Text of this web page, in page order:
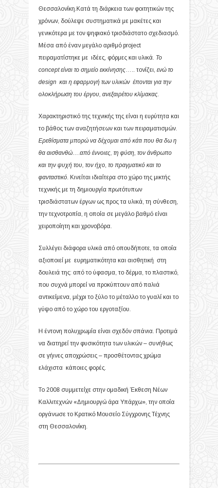
Θεσσαλονίκη.Κατά τη διάρκεια των φοιτητικών της
χρόνων, δούλεψε συστηματικά με μακέτες και
γενικότερα με τον ψηφιακό τρισδιάστατο σχεδιασμό.
Μέσα από έναν μεγάλο αριθμό project
πειραματίστηκε με ιδέες, φόρμες και υλικά. Το
conceptείναι το σημείο εκκίνησης ….. τονίζει, ενώ το
design και η εφαρμογή των υλικών έπονται για την
ολοκλήρωση του έργου, ανεξαιρέτου κλίμακας.
Χαρακτηριστικό της τεχνικής της είναι η ευρύτητα και
το βάθος των αναζητήσεων και των πειραματισμών.
Ερεθίσματα μπορώ να δέχομαι από κάτι που θα δω η
θα αισθανθώ…
από έννοιες, τη φύση, τον άνθρωπο
και την ψυχή του, τον ήχο, το πραγματικό και το
φανταστικό. Κινείται ιδιαίτερα στο χώρο της μικτής
τεχνικής με τη δημιουργία πρωτότυπων
τρισδιάστατων έργων ως προς τα υλικά, τη σύνθεση,
την τεχνοτροπία, η οποία σε μεγάλο βαθμό είναι
χειροποίητη και χρονοβόρα.
Συλλέγει διάφορα υλικά από οπουδήποτε, τα οποία
αξιοποιεί με ευρηματικότητα και αισθητική στη
δουλειά της: από το ύφασμα, το δέρμα, το πλαστικό,
που συχνά μπορεί να προκύπτουν από παλιά
αντικείμενα, μέχρι το ξύλο το μέταλλο το γυαλί και το
γύψο από το χώρο του εργοταξίου.
Η έντονη πολυχρωμία είναι σχεδόν σπάνια. Προτιμά
να διατηρεί την φυσικότητα των υλικών – συνήθως
σε γήινες αποχρώσεις – προσθέτοντας χρώμα
ελάχιστα κάποιες φορές.
Το 2008 συμμετείχε στην ομαδική Έκθεση Νέων
Καλλιτεχνών «Δημιουργώ άρα Υπάρχω», την οποία
οργάνωσε το Κρατικό Μουσείο Σύγχρονης Τέχνης
στη Θεσσαλονίκη.